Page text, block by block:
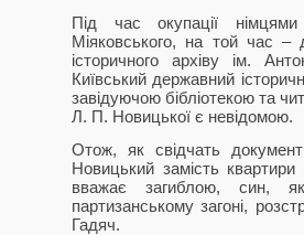
Під час окупації
Міяковського, на той час –
історичного архіву ім.
Київський державний
завідуючою бібліотекою та
Л. П. Новицької є невідомою.
Отож, як свідчать
Новицький замість
вважає загиблою, син,
партизанському загоні,
Гадяч.